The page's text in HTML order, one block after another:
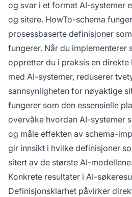
og svar i et format AI-systemer
og sitere. HowTo-schema
prosessbaserte definisjoner
fungerer. Når du implementerer
oppretter du i praksis en
med AI-systemer, reduserer
sannsynligheten for nøyaktige
fungerer som den essensielle
overvåke hvordan AI-systemer
og måle effekten av schema-
gir innsikt i hvilke definisjoner
sitert av de største AI-
Konkrete resultater i AI-
Definisjonsklarhet påvirker